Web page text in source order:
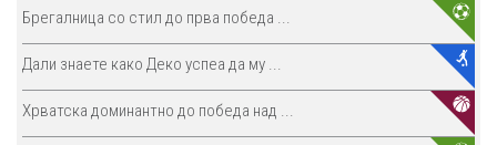
Брегалница со стил до прва победа ...
Дали знаете како Деко успеа да му ...
Хрватска доминантно до победа над ...